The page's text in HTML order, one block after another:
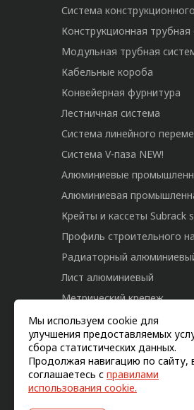
Мы используем cookie для
улучшения предоставляемых
сбора статистических данных.
Продолжая навигацию по сайту,
соглашаетесь с правилами
использования cookie.
Система
Конструкционная трубная
Модульная трубная
Кабельные короба
Конвейерная фурнитура
Лестничная система
Система линейного
Система V-паза NEW!
Алюминиевые
Алюминиевая
Крейты и кассеты Subrack
Профиль строительного
Радиаторный
Лист алюминиевый
Метрический крепеж
Конструкции из профиля
Услуги дополнительной
© 2011-2026,